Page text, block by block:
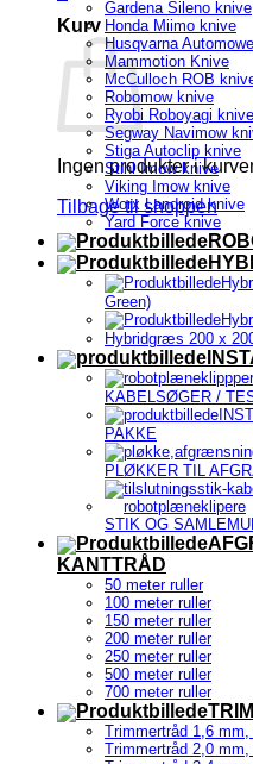
Kurv
Ingen produkter i
Tilbage til shoppen
Gardena Sileno knive
Honda Miimo knive
Husqvarna
Mammotion Knive
McCulloch ROB
Robomow knive
Ryobi Roboyagi knive
Segway Navimow
Stiga Autoclip knive
Stihl Imow knive
Viking Imow knive
Worx Landroid knive
Yard Force knive
Green)
Hybridgræs 200 x
KABELSØGER /
PAKKE
PLØKKER TIL
STIK OG
KANTTRÅD
50 meter ruller
100 meter ruller
150 meter ruller
200 meter ruller
250 meter ruller
500 meter ruller
700 meter ruller
Trimmertråd 1,6
Trimmertråd 2,0 mm,